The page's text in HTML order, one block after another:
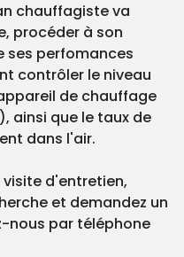
chauffagiste va
procéder à son
ses perfomances
contrôler le niveau
de chauffage
ainsi que le taux de
dans l'air.
d'entretien,
et demandez un
nous par téléphone